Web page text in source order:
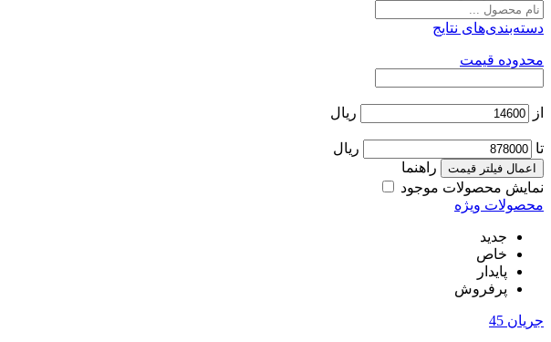
دسته‌بندی‌های نتایج
محدوده قیمت
از ریال
تا ریال
اعمال فیلتر قیمت
راهنما
نمایش محصولات موجود
محصولات ویژه
جدید
خاص
پایدار
پرفروش
جریان 45